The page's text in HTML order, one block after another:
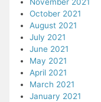
November 2021
October 2021
August 2021
July 2021
June 2021
May 2021
April 2021
March 2021
January 2021